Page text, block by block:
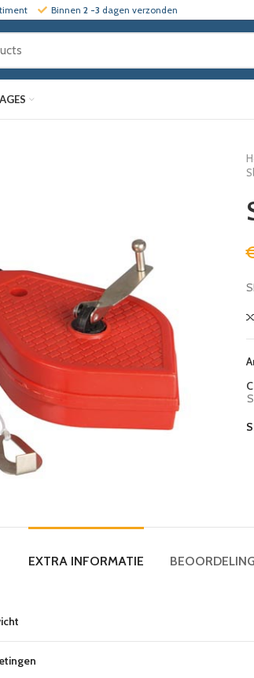
Binnen 2 -3 dagen verzonden
EXTRA INFORMATIE